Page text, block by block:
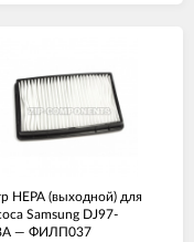
HEPA (выходной) для
Samsung DJ97-
— ФИЛП037